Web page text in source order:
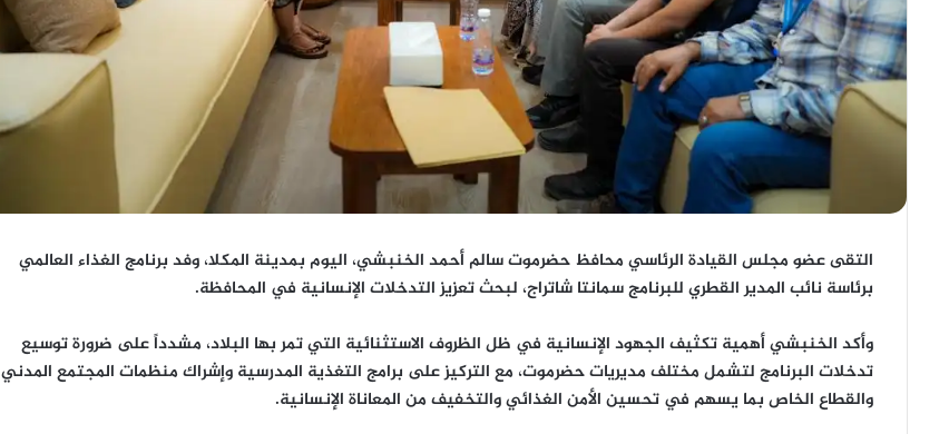
التقى عضو مجلس القيادة الرئاسيمحافظ حضرموت سالم أحمد الخنبشي، اليوم بمدينة المكلا، وفد برنامج الغذاء العالمي
برئاسة نائب المدير القطري للبرنامجسمانتا شاتراج، لبحث تعزيز التدخلات الإنسانية في المحافظة.
وأكد الخنبشي أهمية تكثيف الجهود الإنسانية في ظل الظروف الاستثنائية التي تمر بها البلاد، مشدداً على ضرورةتوسيع
تدخلات البرنامج لتشمل مختلف مديريات حضرموت، مع التركيز على برامج التغذية المدرسية وإشراك منظمات المجتمع المدني
والقطاع الخاص بما يسهم في تحسين الأمن الغذائي والتخفيف من المعاناة الإنسانية.